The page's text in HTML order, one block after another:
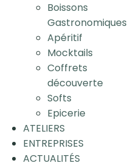
Boissons
Gastronomiques
Apéritif
Mocktails
Coffrets
découverte
Softs
Epicerie
ATELIERS
ENTREPRISES
ACTUALITÉS